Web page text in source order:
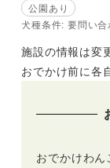
公園あり
犬種条件: 要問い合
施設の情報は変
おでかけ前に各
おでかけわ